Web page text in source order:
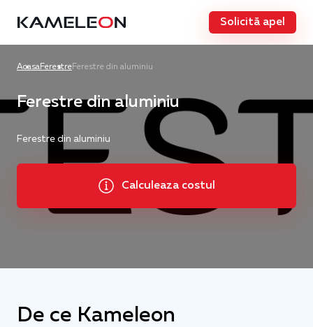
Solicită apel
AcasaFerestreFerestre din aluminiu
Ferestre din aluminiu
Ferestre din aluminiu
Calculeaza costul
De ce Kameleon